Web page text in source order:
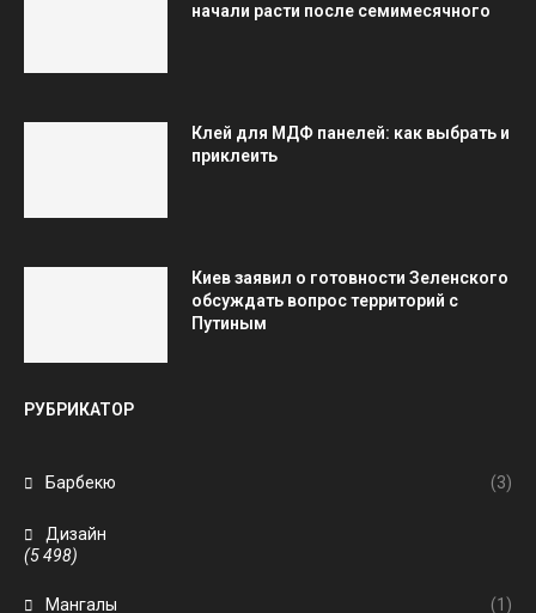
начали расти после семимесячного
Клей для МДФ панелей: как выбрать и
приклеить
Киев заявил о готовности Зеленского
обсуждать вопрос территорий с
Путиным
РУБРИКАТОР
Барбекю (3)
Дизайн
(5 498)
Мангалы (1)